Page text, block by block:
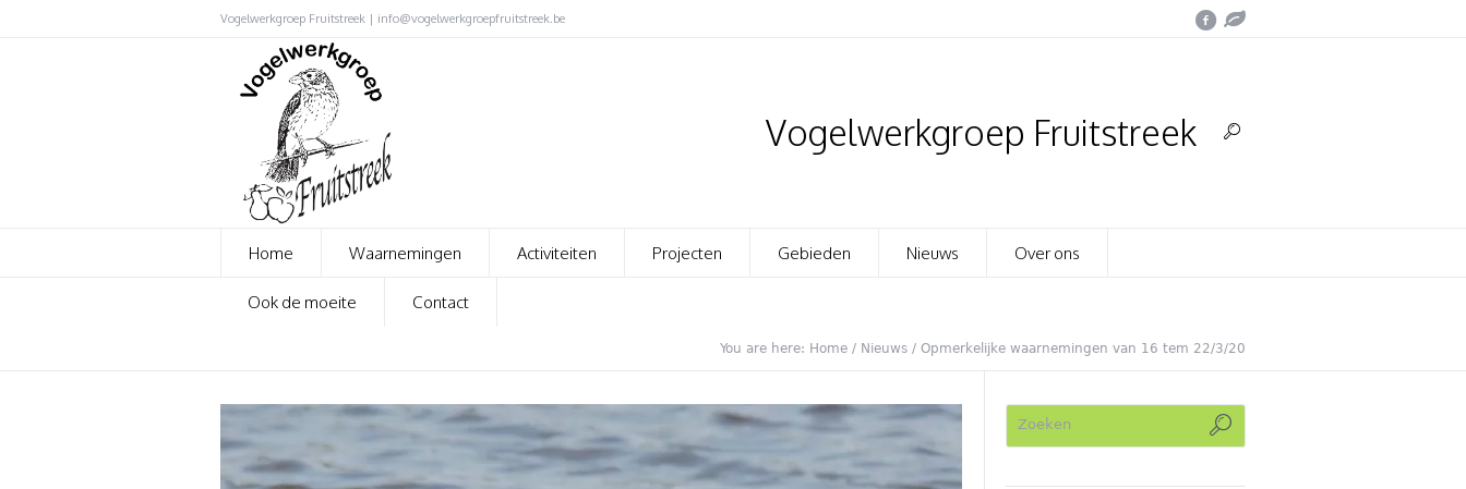
Vogelwerkgroep Fruitstreek | info@vogelwerkgroepfruitstreek.be
Vogelwerkgroep Fruitstreek
Home Waarnemingen Activiteiten Projecten Gebieden Nieuws Over ons
Ook de moeite Contact
You are here: Home / Nieuws / Opmerkelijke waarnemingen van 16 tem 22/3/20